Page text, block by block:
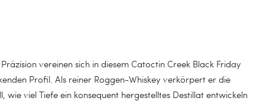
vereinen sich in diesem Catoctin Creek Black Friday
Profil. Als reiner Roggen-Whiskey verkörpert er die
wie viel Tiefe ein konsequent hergestelltes Destillat entwickeln